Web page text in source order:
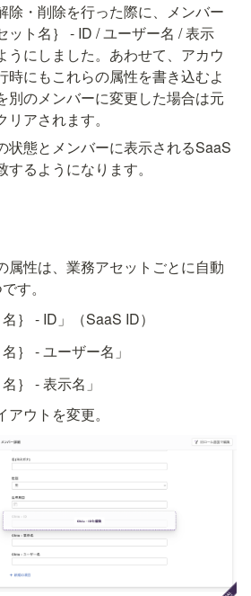
除・削除を行った際に、メンバー
ット名｝ - ID / ユーザー名 / 表示
うにしました。あわせて、アカウ
時にもこれらの属性を書き込むよ
別のメンバーに変更した場合は元
アされます。
状態とメンバーに表示されるSaaS
るようになります。
属性は、業務アセットごとに自動
す。
｝ - ID」（SaaS ID）
｝ - ユーザー名」
｝ - 表示名」
ウトを変更。